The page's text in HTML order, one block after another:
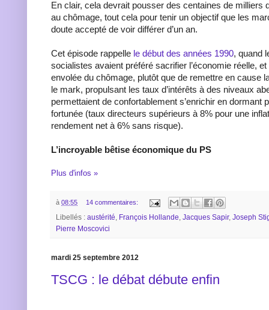
En clair, cela devrait pousser des centaines de milliers
au chômage, tout cela pour tenir un objectif que les
doute accepté de voir différer d’un an.
Cet épisode rappelle le début des années 1990, quand
socialistes avaient préféré sacrifier l’économie réelle,
envolée du chômage, plutôt que de remettre en cause
le mark, propulsant les taux d’intérêts à des niveaux
permettaient de confortablement s’enrichir en dormant
fortunée (taux directeurs supérieurs à 8% pour une
rendement net à 6% sans risque).
L’incroyable bêtise économique du PS
Plus d'infos »
à 08:55 14 commentaires:
Libellés : austérité, François Hollande, Jacques Sapir, Joseph
Pierre Moscovici
mardi 25 septembre 2012
TSCG : le débat débute enfin